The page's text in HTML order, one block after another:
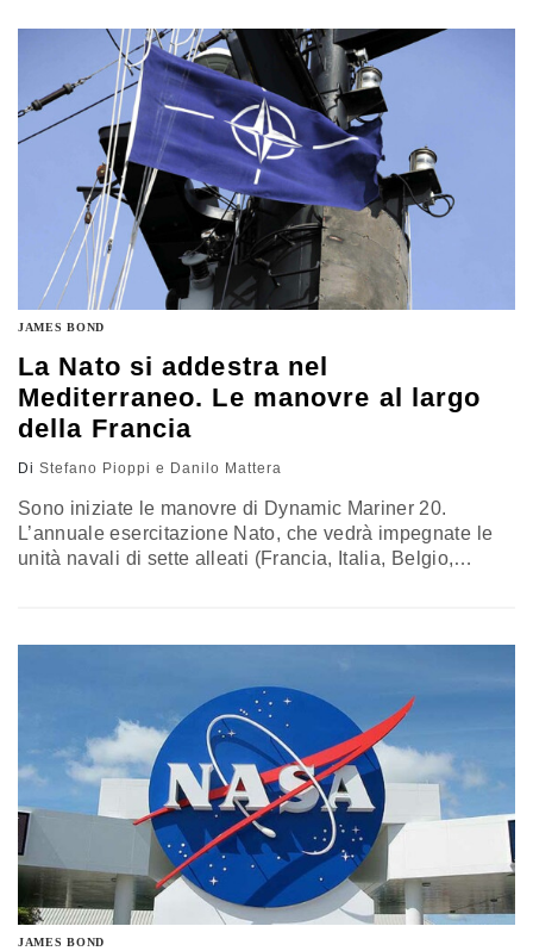
consenso interno alla Nato riguardo queste tematiche
così importanti per il futuro dell’Alleanza.…
JAMES BOND
La Nato si addestra nel
Mediterraneo. Le manovre al largo
della Francia
Di Stefano Pioppi e Danilo Mattera
Sono iniziate le manovre di Dynamic Mariner 20.
L’annuale esercitazione Nato, che vedrà impegnate le
unità navali di sette alleati (Francia, Italia, Belgio,
veicolare un messaggio per…
JAMES BOND